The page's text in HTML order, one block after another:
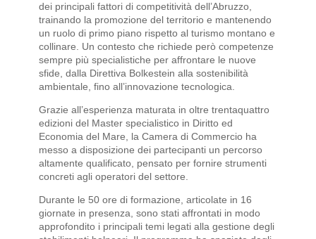
dei principali fattori di competitività dell’Abruzzo,
trainando la promozione del territorio e mantenendo
un ruolo di primo piano rispetto al turismo montano e
collinare. Un contesto che richiede però competenze
sempre più specialistiche per affrontare le nuove
sfide, dalla Direttiva Bolkestein alla sostenibilità
ambientale, fino all’innovazione tecnologica.
Grazie all’esperienza maturata in oltre trentaquattro
edizioni del Master specialistico in Diritto ed
Economia del Mare, la Camera di Commercio ha
messo a disposizione dei partecipanti un percorso
altamente qualificato, pensato per fornire strumenti
concreti agli operatori del settore.
Durante le 50 ore di formazione, articolate in 16
giornate in presenza, sono stati affrontati in modo
approfondito i principali temi legati alla gestione degli